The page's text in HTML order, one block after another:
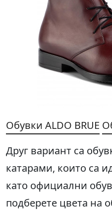
Обувки ALDO BRUE
Друг вариант са
катарами, които са
като официални
подберете цвета на